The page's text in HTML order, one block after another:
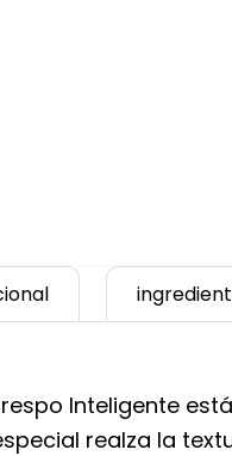
Inteligente
realza la